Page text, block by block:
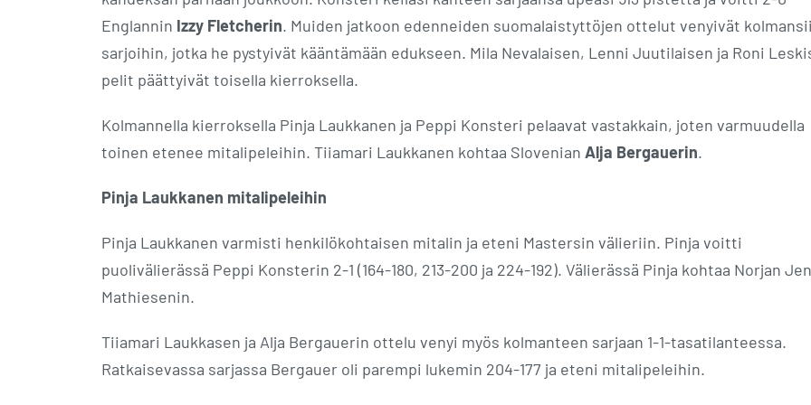
Englannin Izzy Fletcherin. Muiden jatkoon edenneiden suomalaistyttöjen ottelut venyivät
sarjoihin, jotka he pystyivät kääntämään edukseen. Mila Nevalaisen, Lenni Juutilaisen ja Roni
pelit päättyivät toisella kierroksella.
Kolmannella kierroksella Pinja Laukkanen ja Peppi Konsteri pelaavat vastakkain, joten varmuudella
toinen etenee mitalipeleihin. Tiiamari Laukkanen kohtaa Slovenian Alja Bergauerin.
Pinja Laukkanen mitalipeleihin
Pinja Laukkanen varmisti henkilökohtaisen mitalin ja eteni Mastersin välieriin. Pinja voitti
puolivälierässä Peppi Konsterin 2-1 (164-180, 213-200 ja 224-192). Välierässä Pinja kohtaa Norjan
Mathiesenin.
Tiiamari Laukkasen ja Alja Bergauerin ottelu venyi myös kolmanteen sarjaan 1-1-tasatilanteessa.
Ratkaisevassa sarjassa Bergauer oli parempi lukemin 204-177 ja eteni mitalipeleihin.